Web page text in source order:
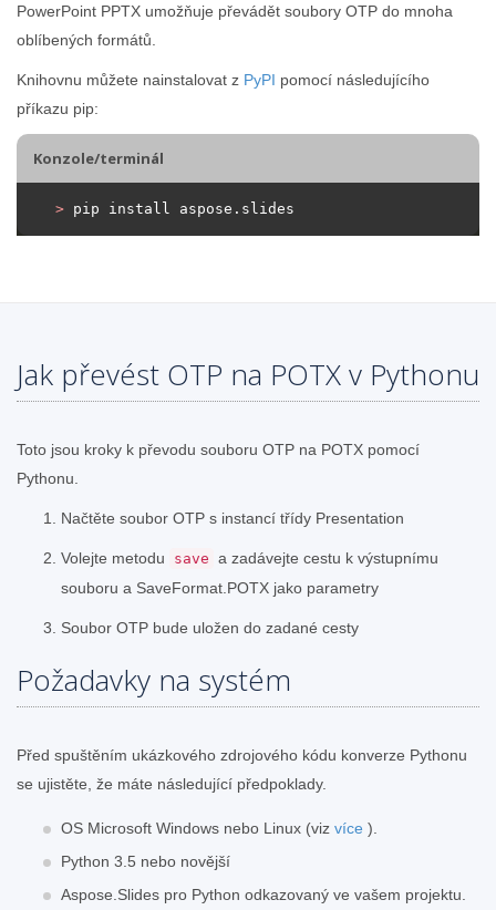
PowerPoint PPTX umožňuje převádět soubory OTP do mnoha
oblíbených formátů.
Knihovnu můžete nainstalovat z PyPI pomocí následujícího
příkazu pip:
Konzole/terminál
> pip install aspose.slides
Jak převést OTP na POTX v Pythonu
Toto jsou kroky k převodu souboru OTP na POTX pomocí
Pythonu.
Načtěte soubor OTP s instancí třídy Presentation
Volejte metodu save a zadávejte cestu k výstupnímu
souboru a SaveFormat.POTX jako parametry
Soubor OTP bude uložen do zadané cesty
Požadavky na systém
Před spuštěním ukázkového zdrojového kódu konverze Pythonu
se ujistěte, že máte následující předpoklady.
OS Microsoft Windows nebo Linux (viz více ).
Python 3.5 nebo novější
Aspose.Slides pro Python odkazovaný ve vašem projektu.